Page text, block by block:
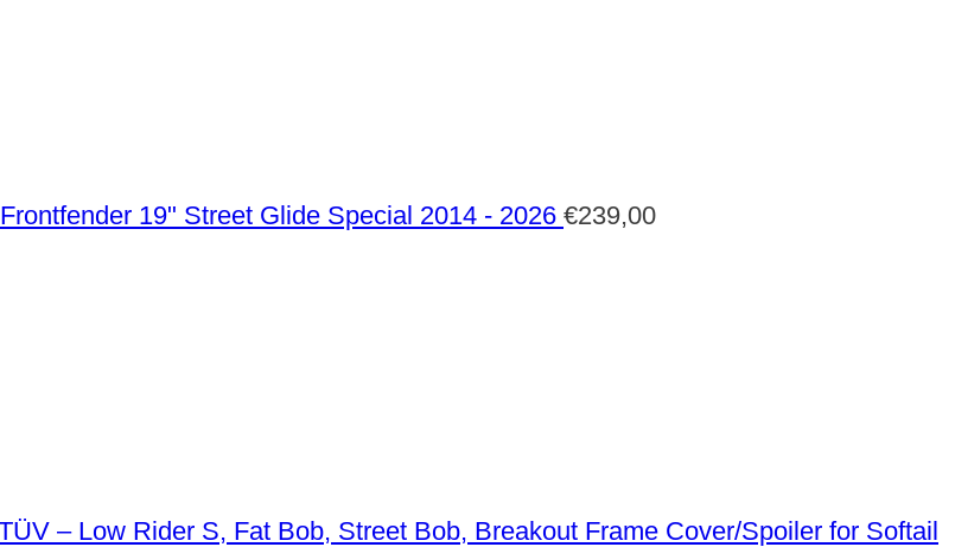
Frontfender 19" Street Glide Special 2014 - 2026 €239,00
Frame Cover/Spoiler for Softail